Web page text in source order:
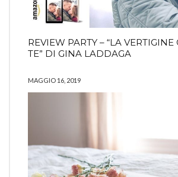
REVIEW PARTY – “LA
TE” DI GINA LADDAGA
MAGGIO 16, 2019